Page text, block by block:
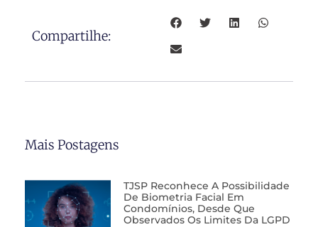
Compartilhe:
Mais Postagens
TJSP Reconhece A Possibilidade
De Biometria Facial Em
Condomínios, Desde Que
Observados Os Limites Da LGPD